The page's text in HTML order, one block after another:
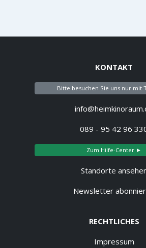
KONTAKT
Bitte besuchen Sie uns nur mit
089 - 95 42 96
Zum Hilfe-Center ►
Standorte
Newsletter
RECHTLICHES
Impressum